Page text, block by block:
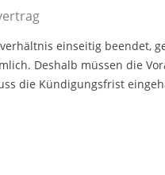
einseitig beendet,
Deshalb müssen die
die Kündigungsfrist